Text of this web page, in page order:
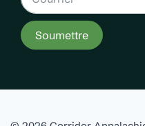
Soumettre